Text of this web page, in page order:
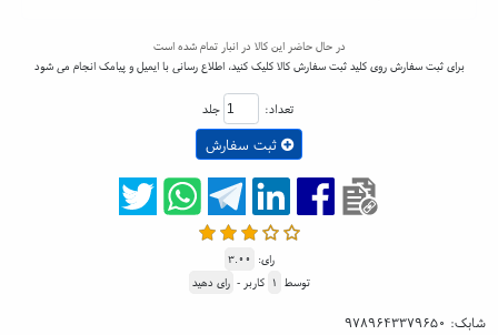
در حال حاضر این کالا در انبار تمام شده است
برای ثبت سفارش روی کلید ثبت سفارش کالا کلیک کنید، اطلاع رسانی با ایمیل و پیامک انجام می شود
تعداد: جلد
ثبت سفارش
رای: ۳.۰۰
توسط ۱ کاربر - رای دهید
شابک: ۹۷۸۹۶۴۳۳۷۹۶۵۰